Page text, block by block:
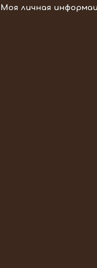
Моя личная